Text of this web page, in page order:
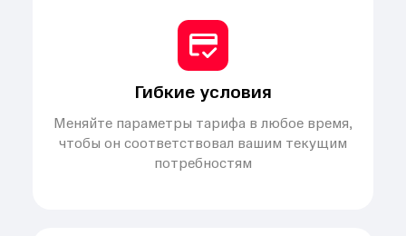
Гибкие условия
Меняйте параметры тарифа в любое время,
чтобы он соответствовал вашим текущим
потребностям